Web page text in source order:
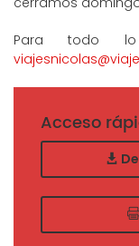
Para todo
Acceso